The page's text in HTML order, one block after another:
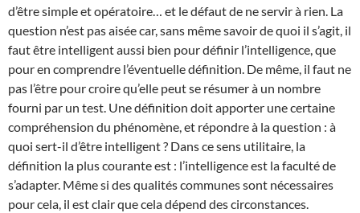
d’être simple et opératoire… et le défaut de ne servir à rien. La
question n’est pas aisée car, sans même savoir de quoi il s’agit, il
faut être intelligent aussi bien pour définir l’intelligence, que
pour en comprendre l’éventuelle définition. De même, il faut ne
pas l’être pour croire qu’elle peut se résumer à un nombre
fourni par un test. Une définition doit apporter une certaine
compréhension du phénomène, et répondre à la question : à
quoi sert-il d’être intelligent ? Dans ce sens utilitaire, la
définition la plus courante est : l’intelligence est la faculté de
s’adapter. Même si des qualités communes sont nécessaires
pour cela, il est clair que cela dépend des circonstances.